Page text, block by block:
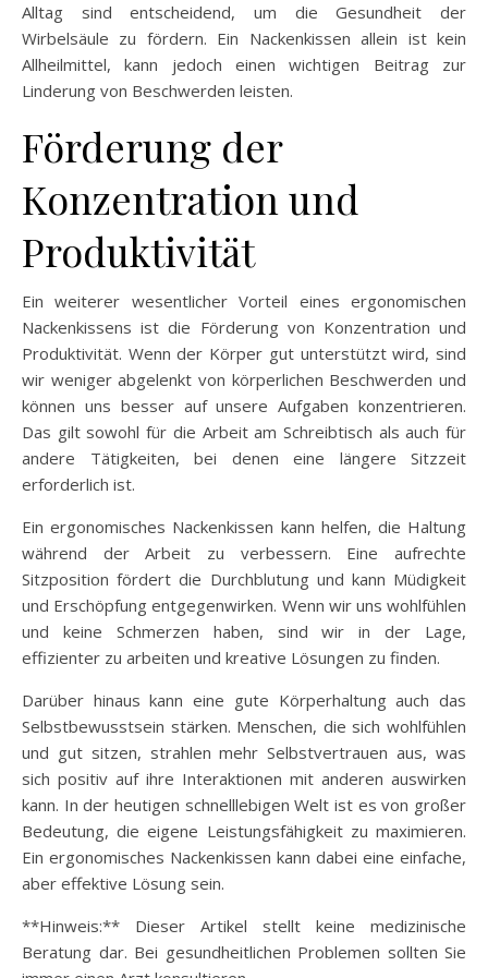
Alltag sind entscheidend, um die Gesundheit der
Wirbelsäule zu fördern. Ein Nackenkissen allein ist kein
Allheilmittel, kann jedoch einen wichtigen Beitrag zur
Linderung von Beschwerden leisten.
Förderung der
Konzentration und
Produktivität
Ein weiterer wesentlicher Vorteil eines ergonomischen
Nackenkissens ist die Förderung von Konzentration und
Produktivität. Wenn der Körper gut unterstützt wird, sind
wir weniger abgelenkt von körperlichen Beschwerden und
können uns besser auf unsere Aufgaben konzentrieren.
Das gilt sowohl für die Arbeit am Schreibtisch als auch für
andere Tätigkeiten, bei denen eine längere Sitzzeit
erforderlich ist.
Ein ergonomisches Nackenkissen kann helfen, die Haltung
während der Arbeit zu verbessern. Eine aufrechte
Sitzposition fördert die Durchblutung und kann Müdigkeit
und Erschöpfung entgegenwirken. Wenn wir uns wohlfühlen
und keine Schmerzen haben, sind wir in der Lage,
effizienter zu arbeiten und kreative Lösungen zu finden.
Darüber hinaus kann eine gute Körperhaltung auch das
Selbstbewusstsein stärken. Menschen, die sich wohlfühlen
und gut sitzen, strahlen mehr Selbstvertrauen aus, was
sich positiv auf ihre Interaktionen mit anderen auswirken
kann. In der heutigen schnelllebigen Welt ist es von großer
Bedeutung, die eigene Leistungsfähigkeit zu maximieren.
Ein ergonomisches Nackenkissen kann dabei eine einfache,
aber effektive Lösung sein.
**Hinweis:** Dieser Artikel stellt keine medizinische
Beratung dar. Bei gesundheitlichen Problemen sollten Sie